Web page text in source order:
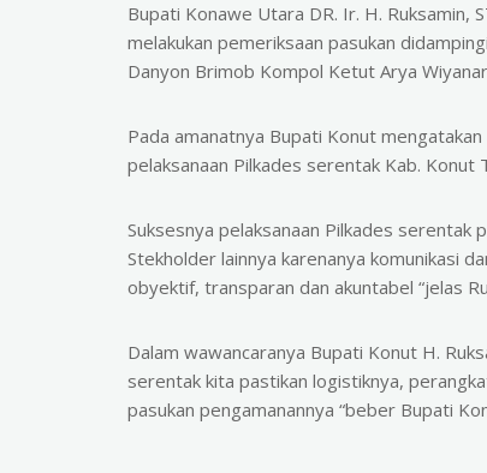
Bupati Konawe Utara DR. Ir. H. Ruksamin,
melakukan pemeriksaan pasukan
Danyon Brimob Kompol Ketut Arya
Pada amanatnya Bupati Konut
pelaksanaan Pilkades serentak Kab. Konut
Suksesnya pelaksanaan Pilkades serentak
Stekholder lainnya karenanya komunikasi
obyektif, transparan dan akuntabel “jelas
Dalam wawancaranya Bupati Konut H.
serentak kita pastikan logistiknya,
pasukan pengamanannya “beber Bupati